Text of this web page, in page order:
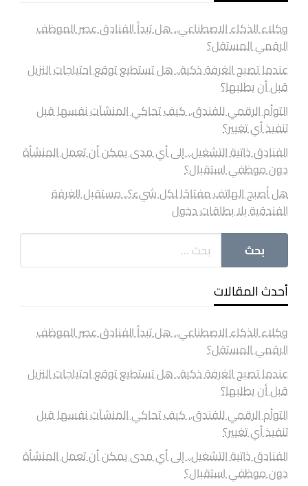
وكلاء الذكاء الاصطناعي.. هل تبدأ الفنادق عصر الموظف
الرقمي المستقل؟
عندما تصبح الغرفة ذكية.. هل تستطيع توقع احتياجات النزيل
قبل أن يطلبها؟
التوأم الرقمي للفندق.. كيف تحاكي المنشآت نفسها قبل
تنفيذ أي تغيير؟
الفنادق ذاتية التشغيل.. إلى أي مدى يمكن أن تعمل المنشأة
دون موظفي استقبال؟
هل أصبح الهاتف مفتاحًا لكل شيء؟.. مستقبل الغرفة
الفندقية بلا بطاقات دخول
أحدث المقالات
وكلاء الذكاء الاصطناعي.. هل تبدأ الفنادق عصر الموظف
الرقمي المستقل؟
عندما تصبح الغرفة ذكية.. هل تستطيع توقع احتياجات النزيل
قبل أن يطلبها؟
التوأم الرقمي للفندق.. كيف تحاكي المنشآت نفسها قبل
تنفيذ أي تغيير؟
الفنادق ذاتية التشغيل.. إلى أي مدى يمكن أن تعمل المنشأة
دون موظفي استقبال؟